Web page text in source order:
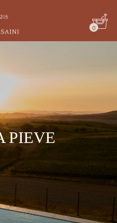
0
PIEVE